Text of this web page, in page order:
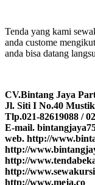
Tenda yang kami
anda custome
anda bisa datang
CV.Bintang Jaya
Jl. Siti I No.40
Tlp.021-82619088 /
E-mail.
web. http://
http://
http://
http://
http://www.meja.co